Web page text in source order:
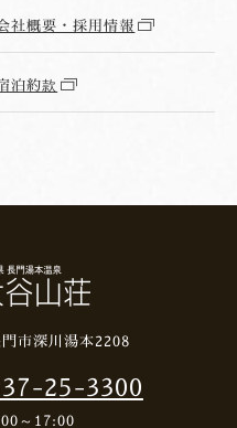
社概要・採用情報
泊約款
市深川湯本2208
25-3300
～17:00